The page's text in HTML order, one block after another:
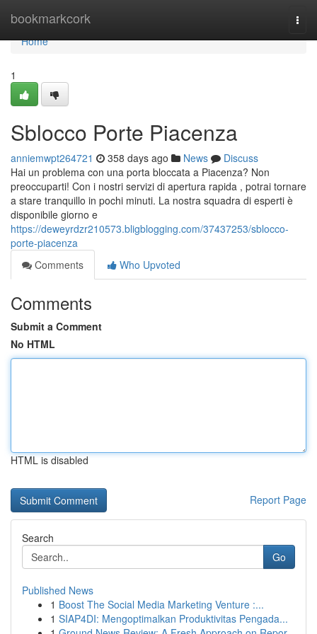
bookmarkcork
Home
Home
1
Sblocco Porte Piacenza
anniemwpt264721 358 days ago News
Discuss
Hai un problema con una porta bloccata a Piacenza? Non
preoccuparti! Con i nostri servizi di apertura rapida , potrai tornare
a stare tranquillo in pochi minuti. La nostra squadra di esperti è
disponibile giorno e
https://deweyrdzr210573.bligblogging.com/37437253/sblocco-
porte-piacenza
Comments
Who Upvoted
Comments
Submit a Comment
No HTML
HTML is disabled
Report Page
Search
Go
Published News
1 Boost The Social Media Marketing Venture :...
1 SIAP4DI: Mengoptimalkan Produktivitas Pengada...